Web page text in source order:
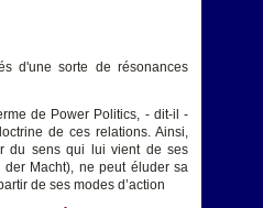
d'une sorte de résonances
de Power Politics, - dit-il -
de ces relations. Ainsi,
du sens qui lui vient de ses
Macht), ne peut éluder sa
de ses modes d’action